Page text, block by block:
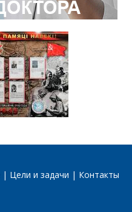
Цели и задачи Контакты